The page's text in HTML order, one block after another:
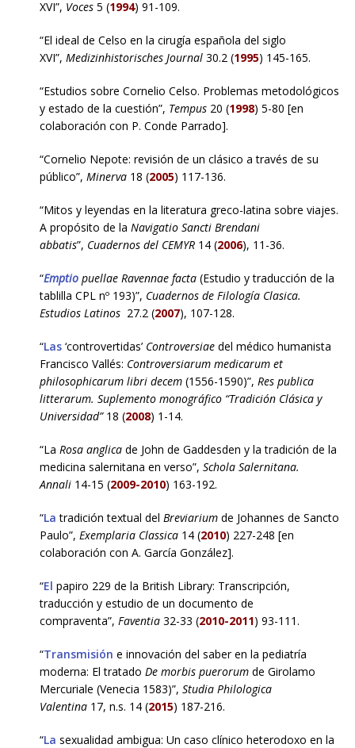
XVI”, Voces 5 (1994) 91-109.
“El ideal de Celso en la cirugía española del siglo
XVI”, Medizinhistorisches Journal 30.2 (1995) 145-165.
“Estudios sobre Cornelio Celso. Problemas metodológicos
y estado de la cuestión”, Tempus 20 (1998) 5-80 [en
colaboración con P. Conde Parrado].
“Cornelio Nepote: revisión de un clásico a través de su
público”, Minerva 18 (2005) 117-136.
“Mitos y leyendas en la literatura greco-latina sobre viajes.
A propósito de la Navigatio Sancti Brendani
abbatis”, Cuadernos del CEMYR 14 (2006), 11-36.
“Emptio puellae Ravennae facta (Estudio y traducción de la
tablilla CPL nº 193)”, Cuadernos de Filología Clasica.
Estudios Latinos 27.2 (2007), 107-128.
“Las ‘controvertidas’ Controversiae del médico humanista
Francisco Vallés: Controversiarum medicarum et
philosophicarum libri decem (1556-1590)”, Res publica
litterarum. Suplemento monográfico “Tradición Clásica y
Universidad”18 (2008) 1-14.
“La Rosa anglica de John de Gaddesden y la tradición de la
medicina salernitana en verso”, Schola Salernitana.
Annali 14-15 (2009-2010) 163-192.
“La tradición textual del Breviarium de Johannes de Sancto
Paulo”, Exemplaria Classica 14 (2010) 227-248 [en
colaboración con A. García González].
“El papiro 229 de la British Library: Transcripción,
traducción y estudio de un documento de
compraventa”, Faventia 32-33 (2010-2011) 93-111.
“Transmisión e innovación del saber en la pediatría
moderna: El tratado De morbis puerorum de Girolamo
Mercuriale (Venecia 1583)”, Studia Philologica
Valentina 17, n.s. 14 (2015) 187-216.
“La sexualidad ambigua: Un caso clínico heterodoxo en la